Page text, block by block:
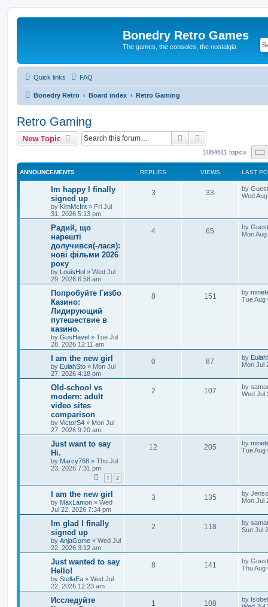
Bonedry Retro Games
The games, the consoles, the nostalgia
Quick links FAQ
Bonedry Retro Board index Retro Gaming
Retro Gaming
New Topic Search
1064611 topics
ANNOUNCEMENTS REPLIES VIEWS LAST
Im happy I finally
signed up
by KimMcInt » Fri Jul
31, 2026 5:13 pm
3 33 by Guest
Wed
Радий, що
нарешті
долучився(-лася):
нові фільми 2026
року
by LouisHol » Wed Jul
29, 2026 6:58 am
4 65 by Guest
Mon
Попробуйте Гизбо
Казино:
Лидирующий
путешествие в
казино.
by GusHavel » Tue Jul
28, 2026 12:11 am
8 151 by
Tue Aug
I am the new girl
by EulahSto » Mon Jul
27, 2026 4:18 pm
0 87 by
Mon Jul
Old-school vs
modern: adult
video sites
comparison
by VictorS4 » Mon Jul
27, 2026 9:20 am
2 107 by
Wed Jul
Just want to say
Hi.
by Marcy768 » Thu Jul
23, 2026 7:31 pm
1 2
12 205 by
Tue Aug
I am the new girl
by MaxLamon » Wed
Jul 22, 2026 7:34 pm
3 135 by
Mon Jul
Im glad I finally
signed up
by AnjaGome » Wed Jul
22, 2026 3:12 am
2 118 by
Sun Jul
Just wanted to say
Hello!
by StellaEa » Wed Jul
22, 2026 12:23 am
8 141 by Guest
Thu Aug
Исследуйте
1 108 by Isobel